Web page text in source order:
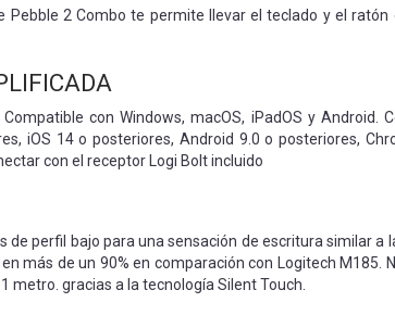
2 Combo te permite llevar el teclado y el ratón
con Windows, macOS, iPadOS y Android.
iOS 14 o posteriores, Android 9.0 o posteriores,
con el receptor Logi Bolt incluido
perfil bajo para una sensación de escritura similar a
más de un 90% en comparación con Logitech M185.
metro. gracias a la tecnología Silent Touch.